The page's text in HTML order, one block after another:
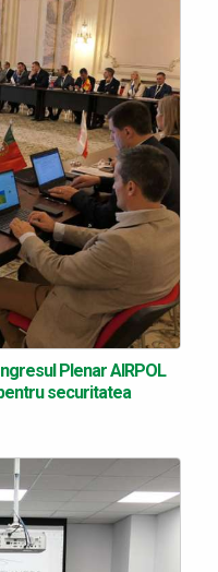
Plenar AIRPOL
securitatea